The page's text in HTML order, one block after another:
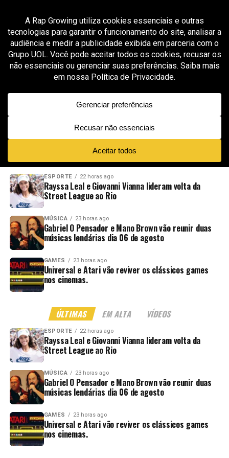
All posts tagged "petrobaby trizzy motivation"
GROOVER X RAP GROWING 8 meses ago
Petrobaby Trizzy entrega foco, hustle e
ambição no single “Motivation”
NOVIDADES EM ALTA VÍDEOS
ESPORTE 22 horas ago
Rayssa Leal e Giovanni Vianna lideram volta da
Street League ao Rio
MÚSICA 23 horas ago
Gabriel O Pensador e Mano Brown vão reunir duas
músicas lendárias dia 06 de agosto
GAMES 23 horas ago
Universal e Atari vão reviver os clássicos games
nos cinemas.
ÚLTIMAS EM ALTA VÍDEOS
ESPORTE 22 horas ago
Rayssa Leal e Giovanni Vianna lideram volta da
Street League ao Rio
MÚSICA 23 horas ago
Gabriel O Pensador e Mano Brown vão reunir duas
músicas lendárias dia 06 de agosto
GAMES 23 horas ago
Universal e Atari vão reviver os clássicos games
nos cinemas.